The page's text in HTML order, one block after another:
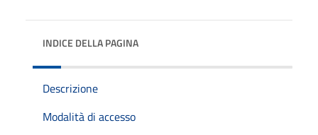
INDICE DELLA PAGINA
Descrizione
Modalità di accesso